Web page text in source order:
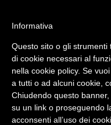
Pro loco
Chi siamo
Comitato
Modulo
Diventa socio
Convenzioni
Informativa
Questo sito o gli
di cookie necessari al
nella cookie policy. Se
a tutti o ad alcuni cookie,
Chiudendo questo
su un link o proseguendo
acconsenti all’uso dei